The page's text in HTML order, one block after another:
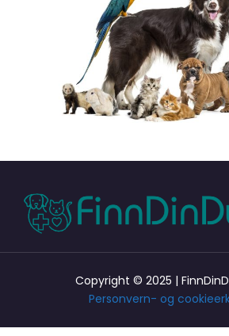
Copyright © 2025 |
Personvern- og